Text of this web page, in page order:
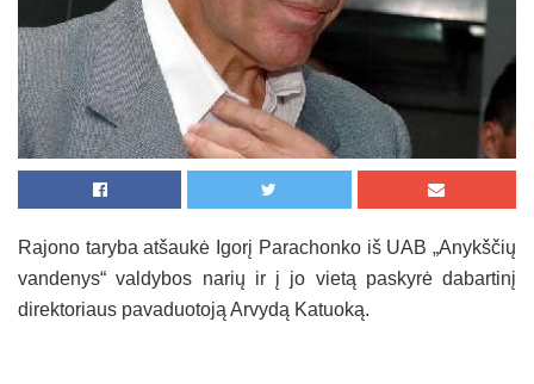
Rajono taryba atšaukė Igorį Parachonko iš UAB „Anykščių
vandenys“ valdybos narių ir į jo vietą paskyrė dabartinį
direktoriaus pavaduotoją Arvydą Katuoką.